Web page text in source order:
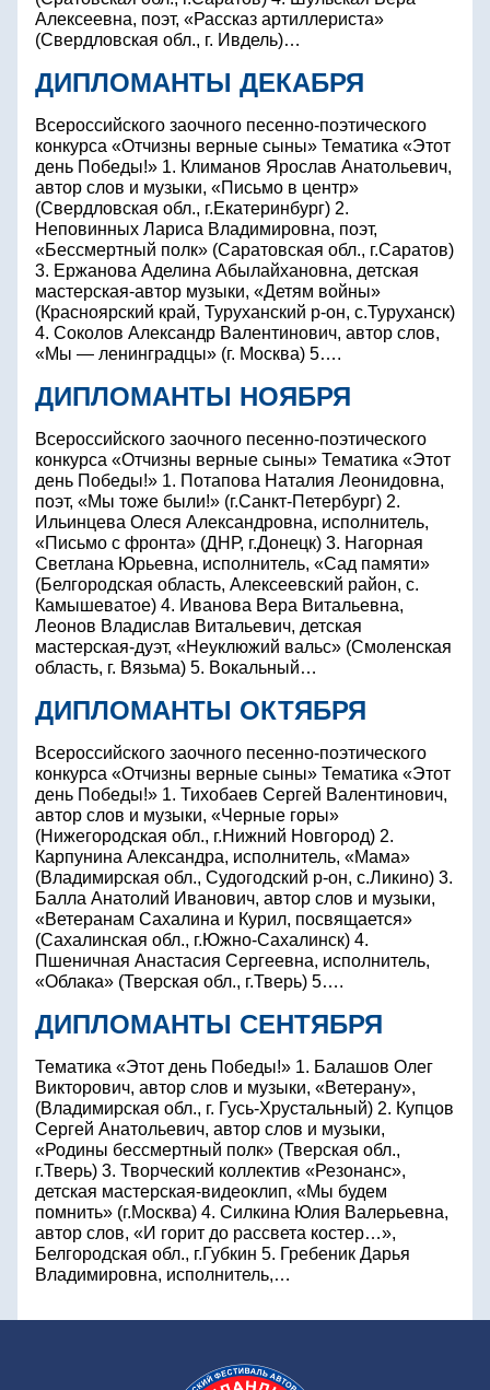
Алексеевна, поэт, «Рассказ артиллериста»
(Свердловская обл., г. Ивдель)…
ДИПЛОМАНТЫ ДЕКАБРЯ
Всероссийского заочного песенно-поэтического
конкурса «Отчизны верные сыны» Тематика «Этот
день Победы!» 1. Климанов Ярослав Анатольевич,
автор слов и музыки, «Письмо в центр»
(Свердловская обл., г.Екатеринбург) 2.
Неповинных Лариса Владимировна, поэт,
«Бессмертный полк» (Саратовская обл., г.Саратов)
3. Ержанова Аделина Абылайхановна, детская
мастерская-автор музыки, «Детям войны»
(Красноярский край, Туруханский р-он, с.Туруханск)
4. Соколов Александр Валентинович, автор слов,
«Мы — ленинградцы» (г. Москва) 5….
ДИПЛОМАНТЫ НОЯБРЯ
Всероссийского заочного песенно-поэтического
конкурса «Отчизны верные сыны» Тематика «Этот
день Победы!» 1. Потапова Наталия Леонидовна,
поэт, «Мы тоже были!» (г.Санкт-Петербург) 2.
Ильинцева Олеся Александровна, исполнитель,
«Письмо с фронта» (ДНР, г.Донецк) 3. Нагорная
Светлана Юрьевна, исполнитель, «Сад памяти»
(Белгородская область, Алексеевский район, с.
Камышеватое) 4. Иванова Вера Витальевна,
Леонов Владислав Витальевич, детская
мастерская-дуэт, «Неуклюжий вальс» (Смоленская
область, г. Вязьма) 5. Вокальный…
ДИПЛОМАНТЫ ОКТЯБРЯ
Всероссийского заочного песенно-поэтического
конкурса «Отчизны верные сыны» Тематика «Этот
день Победы!» 1. Тихобаев Сергей Валентинович,
автор слов и музыки, «Черные горы»
(Нижегородская обл., г.Нижний Новгород) 2.
Карпунина Александра, исполнитель, «Мама»
(Владимирская обл., Судогодский р-он, с.Ликино) 3.
Балла Анатолий Иванович, автор слов и музыки,
«Ветеранам Сахалина и Курил, посвящается»
(Сахалинская обл., г.Южно-Сахалинск) 4.
Пшеничная Анастасия Сергеевна, исполнитель,
«Облака» (Тверская обл., г.Тверь) 5….
ДИПЛОМАНТЫ СЕНТЯБРЯ
Тематика «Этот день Победы!» 1. Балашов Олег
Викторович, автор слов и музыки, «Ветерану»,
(Владимирская обл., г. Гусь-Хрустальный) 2. Купцов
Сергей Анатольевич, автор слов и музыки,
«Родины бессмертный полк» (Тверская обл.,
г.Тверь) 3. Творческий коллектив «Резонанс»,
детская мастерская-видеоклип, «Мы будем
помнить» (г.Москва) 4. Силкина Юлия Валерьевна,
автор слов, «И горит до рассвета костер…»,
Белгородская обл., г.Губкин 5. Гребеник Дарья
Владимировна, исполнитель,…